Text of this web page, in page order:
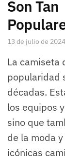
Son Tan
13 de julio de 2024
La camiseta
popularidad
décadas.
los equipos
sino que
de la moda
icónicas